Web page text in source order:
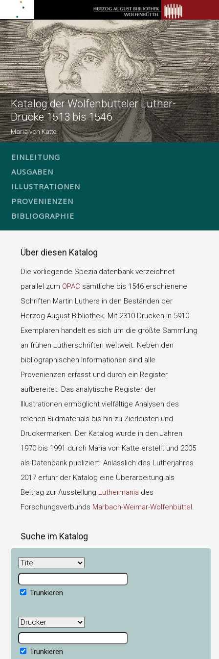
Katalog der Wolfenbütteler Luther-
Drucke 1513 bis 1546
Maria von Katte
EINLEITUNG
AUSGABEN
ILLUSTRATIONEN
PROVENIENZEN
BIBLIOGRAPHIE
Über diesen Katalog
Die vorliegende Spezialdatenbank verzeichnet
parallel zum OPAC sämtliche bis 1546 erschienene
Schriften Martin Luthers in den Beständen der
Herzog August Bibliothek. Mit 2310 Drucken in 5910
Exemplaren handelt es sich um die größte Sammlung
an frühen Lutherschriften weltweit. Neben den
bibliographischen Informationen sind alle
Provenienzen erfasst und durch ein Register
aufbereitet. Das analytische Register der
Illustrationen ermöglicht vielfältige Analysen des
reichen Bildmaterials bis hin zu Zierleisten und
Druckermarken. Der Katalog wurde in den Jahren
1970 bis 1991 durch Maria von Katte erstellt und 2005
als Datenbank publiziert. Anlässlich des Lutherjahres
2017 erfuhr der Katalog eine Überarbeitung als
Beitrag zur Ausstellung Luthermania des
Forschungsverbunds Marbach-Weimar-Wolfenbüttel.
Suche im Katalog
Trunkieren
Trunkieren